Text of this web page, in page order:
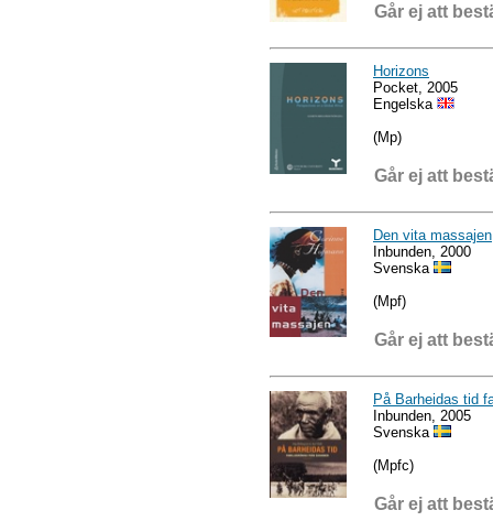
Går ej att
Horizons
Pocket, 2005
Engelska
(Mp)
Går ej att
Den vita massajen
Inbunden, 2000
Svenska
(Mpf)
Går ej att
På Barheidas tid
Inbunden, 2005
Svenska
(Mpfc)
Går ej att